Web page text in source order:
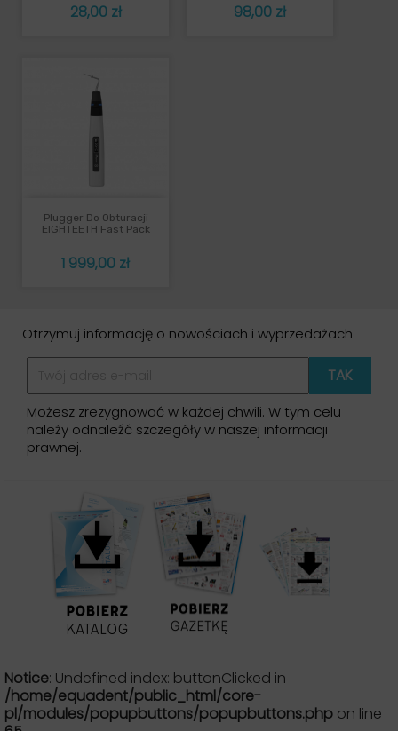
Cena
28,00 zł Cena
98,00 zł
Plugger Do Obturacji
EIGHTEETH Fast Pack
Cena
1 999,00 zł
Otrzymuj informację o nowościach i wyprzedażach
Możesz zrezygnować w każdej chwili. W tym celu
należy odnaleźć szczegóły w naszej informacji
prawnej.
Notice: Undefined index: buttonClicked in
/home/equadent/public_html/core-
pl/modules/popupbuttons/popupbuttons.php on line